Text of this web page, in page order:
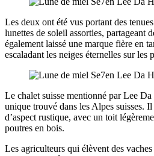
Les deux ont été vus portant des
lunettes de soleil assorties, partageant
également laissé une marque fière en
escaladant les neiges éternelles sur les
Le chalet suisse mentionné par Lee
unique trouvé dans les Alpes suisses.
d’aspect rustique, avec un toit
poutres en bois.
Les agriculteurs qui élèvent des